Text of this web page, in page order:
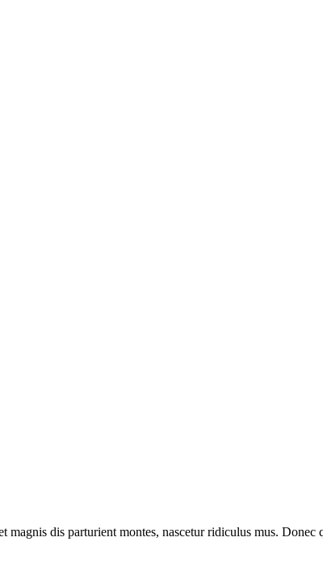
dis parturient montes, nascetur ridiculus mus. Donec